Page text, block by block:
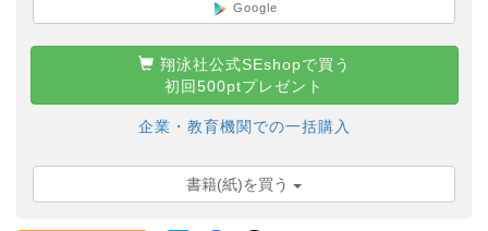
Google
翔泳社公式SEshopで買う
初回500ptプレゼント
企業・教育機関での一括購入
書籍(紙)を買う